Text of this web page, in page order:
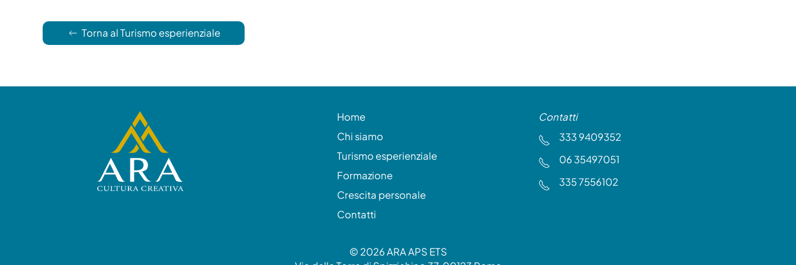
Torna al Turismo esperienziale
Home
Chi siamo
Turismo esperienziale
Formazione
Crescita personale
Contatti
Contatti
333 9409352
06 35497051
335 7556102
© 2026ARA APS ETS